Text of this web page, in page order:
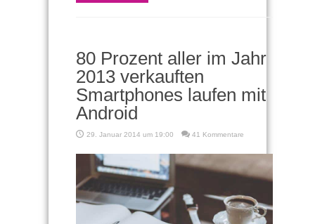
80 Prozent aller im Jahr
2013 verkauften
Smartphones laufen mit
Android
29. Januar 2014 um 19:00 41 Kommentare